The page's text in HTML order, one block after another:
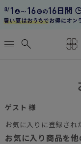
menu search
ゲスト 様
お気に入りに登録され
お気に入り商品を